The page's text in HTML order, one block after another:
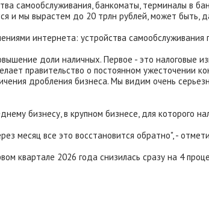
самообслуживания, банкоматы, терминалы в
и мы вырастем до 20 трлн рублей, может быть,
интернета: устройства
доли наличных. Первое - это налоговые
правительство о постоянном ужесточении
дробления бизнеса. Мы видим очень
бизнесу, в крупном бизнесе, для которого
месяц все это восстановится обратно", -
квартале 2026 года снизилась сразу на 4